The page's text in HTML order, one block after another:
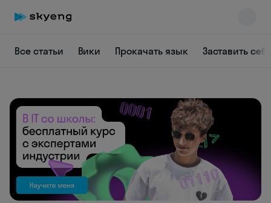
Все статьи Вики Прокачать язык Заставить
Skyeng Chat
online